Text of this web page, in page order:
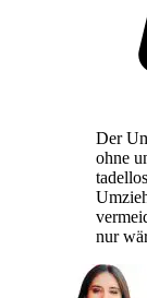
Der
ohne
nur